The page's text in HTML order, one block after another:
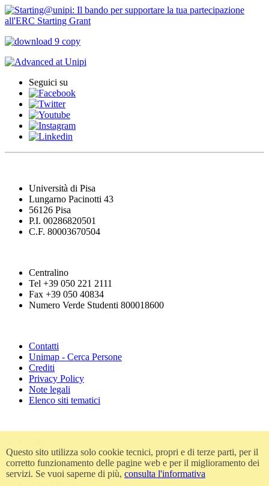
Seguici su
Università di Pisa
Lungarno Pacinotti 43
56126 Pisa
P.I. 00286820501
C.F. 80003670504
Centralino
Tel +39 050 221 2111
Fax +39 050 40834
Numero Verde Studenti 800018600
Contatti
Unimap - Cerca Persone
Crediti
Privacy Policy
Note legali
Elenco siti tematici
Accessibilità
Amministrazione trasparente
Atti di notifica
Questo sito utilizza solo cookie tecnici, propri e di terze parti, per il
corretto funzionamento delle pagine web e per il miglioramento dei
servizi. Se vuoi saperne di più, consulta l'informativa